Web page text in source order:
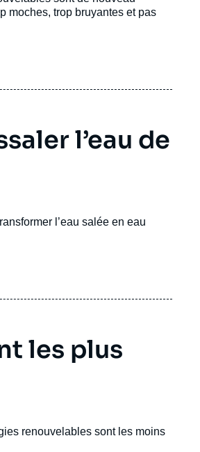
moches, trop bruyantes et pas
l’eau de
l’eau salée en eau
les plus
renouvelables sont les moins